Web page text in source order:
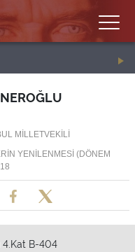
MİLLETVEKİLİ
YENİLENMESİ (DÖNEM
4.Kat B-404